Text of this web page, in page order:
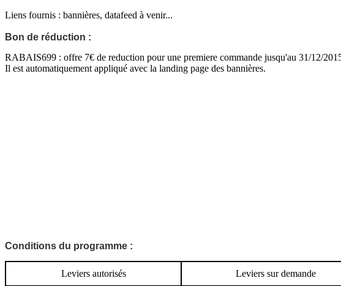
Liens fournis : bannières, datafeed à venir...
Bon de réduction :
RABAIS699 : offre 7€ de reduction pour une premiere commande jusqu'au 31/12/
Il est automatiquement appliqué avec la landing page des bannières.
Conditions du programme :
Leviers autorisés Leviers sur demande